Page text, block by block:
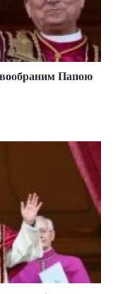
Папою